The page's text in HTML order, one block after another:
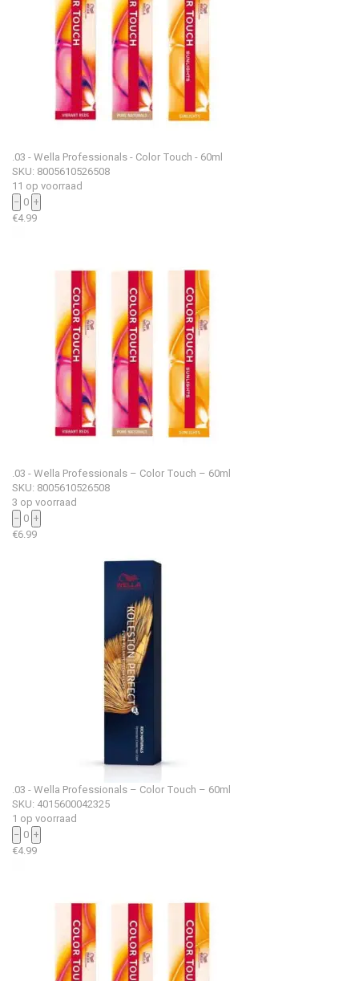
.03 - Wella Professionals - Color Touch - 60ml
SKU: 8005610526508
11 op voorraad
− 0 +
€4.99
.03 - Wella Professionals – Color Touch – 60ml
SKU: 8005610526508
3 op voorraad
− 0 +
€6.99
.03 - Wella Professionals – Color Touch – 60ml
SKU: 4015600042325
1 op voorraad
− 0 +
€4.99